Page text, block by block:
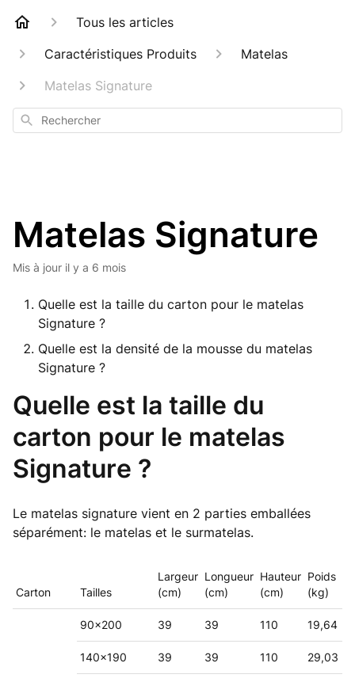
Tous les articles
Caractéristiques Produits
Matelas
Matelas Signature
Rechercher
Matelas Signature
Mis à jour il y a 6 mois
Quelle est la taille du carton pour le matelas
Signature ?
Quelle est la densité de la mousse du matelas
Signature ?
Quelle est la taille du
carton pour le matelas
Signature ?
Le matelas signature vient en 2 parties emballées
séparément: le matelas et le surmatelas.
Carton Tailles
Largeur
(cm)
Longueur
(cm)
Hauteur
(cm)
Poids
(kg)
90x200 39 39 110 19,64
140x190 39 39 110 29,03